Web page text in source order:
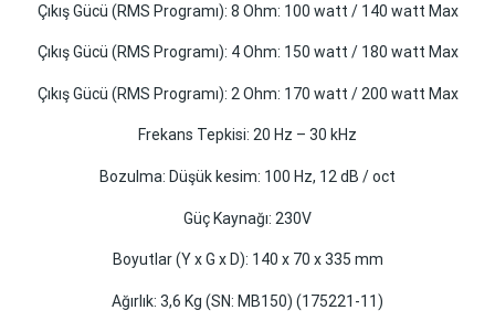
Çıkış Gücü (RMS Programı): 8 Ohm: 100 watt / 140 watt Max
Çıkış Gücü (RMS Programı): 4 Ohm: 150 watt / 180 watt Max
Çıkış Gücü (RMS Programı): 2 Ohm: 170 watt / 200 watt Max
Frekans Tepkisi: 20 Hz – 30 kHz
Bozulma: Düşük kesim: 100 Hz, 12 dB / oct
Güç Kaynağı: 230V
Boyutlar (Y x G x D): 140 x 70 x 335 mm
Ağırlık: 3,6 Kg (SN: MB150) (175221-11)